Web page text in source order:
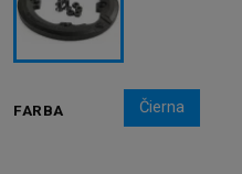
FARBA Čierna